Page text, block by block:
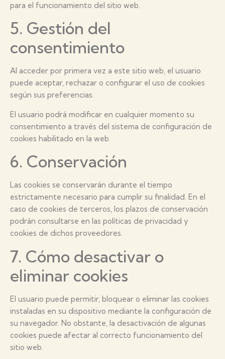
para el funcionamiento del sitio web.
5. Gestión del
consentimiento
Al acceder por primera vez a este sitio web, el usuario
puede aceptar, rechazar o configurar el uso de cookies
según sus preferencias.
El usuario podrá modificar en cualquier momento su
consentimiento a través del sistema de configuración de
cookies habilitado en la web.
6. Conservación
Las cookies se conservarán durante el tiempo
estrictamente necesario para cumplir su finalidad. En el
caso de cookies de terceros, los plazos de conservación
podrán consultarse en las políticas de privacidad y
cookies de dichos proveedores.
7. Cómo desactivar o
eliminar cookies
El usuario puede permitir, bloquear o eliminar las cookies
instaladas en su dispositivo mediante la configuración de
su navegador. No obstante, la desactivación de algunas
cookies puede afectar al correcto funcionamiento del
sitio web.